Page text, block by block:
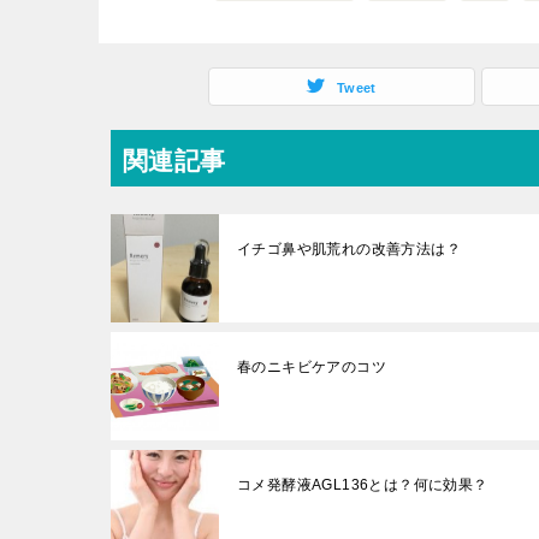
Tweet
関連記事
イチゴ鼻や肌荒れの改善方法は？
春のニキビケアのコツ
コメ発酵液AGL136とは？何に効果？